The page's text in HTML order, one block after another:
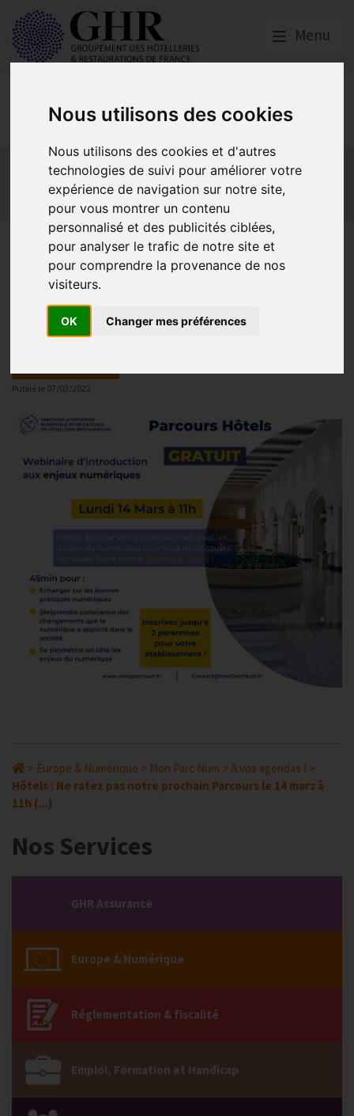
Nous utilisons des cookies
Nous utilisons des cookies et d'autres
technologies de suivi pour améliorer votre
expérience de navigation sur notre site,
pour vous montrer un contenu
personnalisé et des publicités ciblées,
pour analyser le trafic de notre site et
pour comprendre la provenance de nos
visiteurs.
OK Changer mes préférences
Menu
Europe & Numérique
Actualités
Plateformes en ligne
Economie collaborative
Innovation et digitalisation
Mon Parc Num
Informatique Europe
Hôtels : Ne ratez pas notre
prochain Parcours le 14 mars
à 11h !
Publié le 07/03/2022
> Europe & Numérique > Mon Parc Num >A vos agendas ! >
Hôtels : Ne ratez pas notre prochain Parcours le 14 mars à
11h (...)
Nos Services
GHR Assurance
Europe & Numérique
Réglementation & fiscalité
Emploi, Formation et Handicap